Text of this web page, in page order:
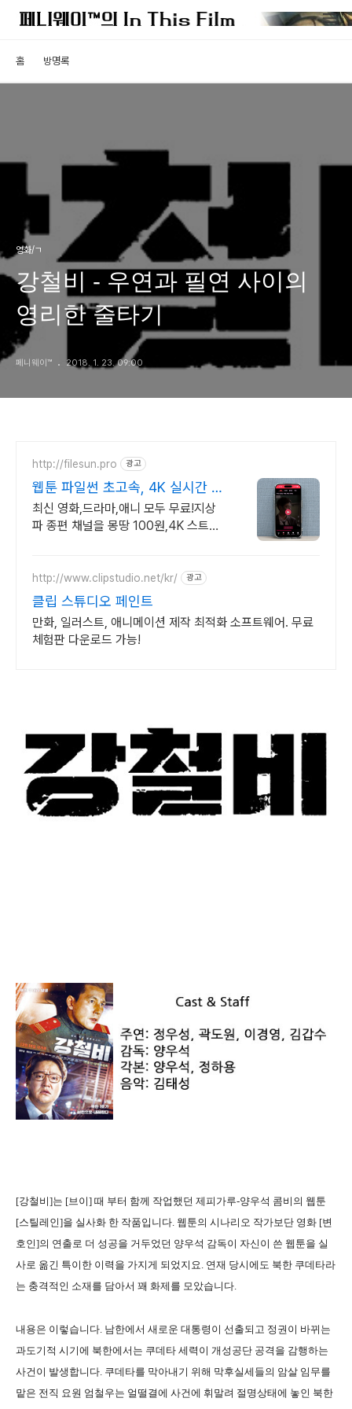
홈 방명록
영화/ㄱ
강철비 - 우연과 필연 사이의
영리한 줄타기
페니웨이™ 2018. 1. 23. 09:00
http://filesun.pro 광고
웹툰 파일썬 초고속, 4K 실시간 보
기!
최신 영화,드라마,애니 모두 무료!지상
파 종편 채널을 몽땅 100원,4K 스트리
http://www.clipstudio.net/kr/ 광고
클립 스튜디오 페인트
만화, 일러스트, 애니메이션 제작 최적화 소프트웨어. 무료
체험판 다운로드 가능!
[강철비]는 [브이] 때 부터 함께 작업했던 제피가루-양우석 콤비의 웹툰
[스틸레인]을 실사화 한 작품입니다. 웹툰의 시나리오 작가보단 영화 [변
호인]의 연출로 더 성공을 거두었던 양우석 감독이 자신이 쓴 웹툰을 실
사로 옮긴 특이한 이력을 가지게 되었지요. 연재 당시에도 북한 쿠데타라
는 충격적인 소재를 담아서 꽤 화제를 모았습니다.
내용은 이렇습니다. 남한에서 새로운 대통령이 선출되고 정권이 바뀌는
과도기적 시기에 북한에서는 쿠데타 세력이 개성공단 공격을 감행하는
사건이 발생합니다. 쿠데타를 막아내기 위해 막후실세들의 암살 임무를
맡은 전직 요원 엄철우는 얼떨결에 사건에 휘말려 절명상태에 놓인 북한